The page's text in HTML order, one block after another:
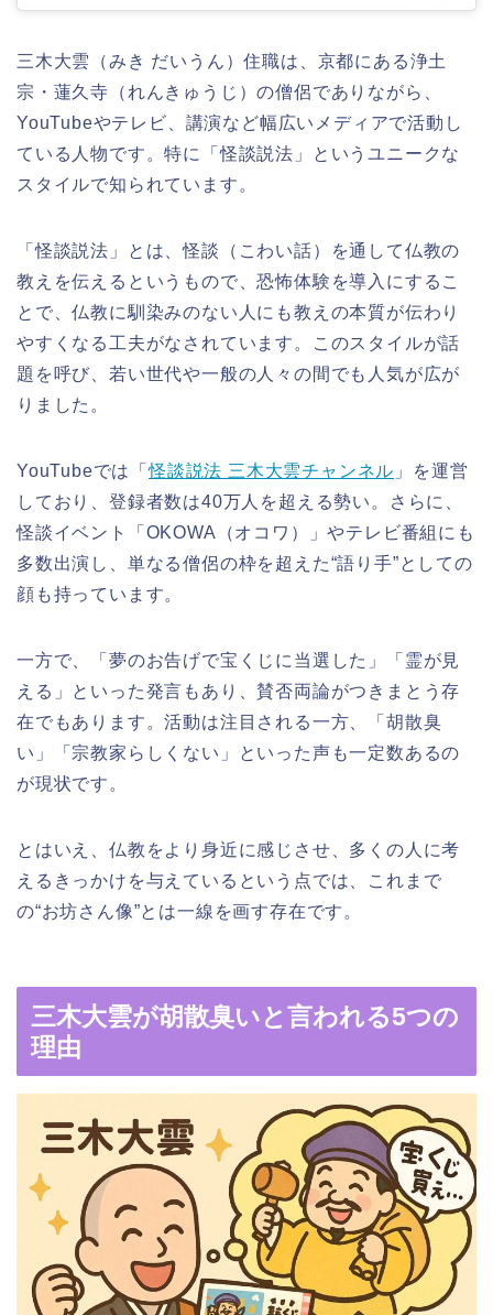
三木大雲（みき だいうん）住職は、京都にある浄土
宗・蓮久寺（れんきゅうじ）の僧侶でありながら、
YouTubeやテレビ、講演など幅広いメディアで活動し
ている人物です。特に「怪談説法」というユニークな
スタイルで知られています。
「怪談説法」とは、怪談（こわい話）を通して仏教の
教えを伝えるというもので、恐怖体験を導入にするこ
とで、仏教に馴染みのない人にも教えの本質が伝わり
やすくなる工夫がなされています。このスタイルが話
題を呼び、若い世代や一般の人々の間でも人気が広が
りました。
YouTubeでは「怪談説法 三木大雲チャンネル 」を運営
しており、登録者数は40万人を超える勢い。さらに、
怪談イベント「OKOWA（オコワ）」やテレビ番組にも
多数出演し、単なる僧侶の枠を超えた“語り手”としての
顔も持っています。
一方で、「夢のお告げで宝くじに当選した」「霊が見
える」といった発言もあり、賛否両論がつきまとう存
在でもあります。活動は注目される一方、「胡散臭
い」「宗教家らしくない」といった声も一定数あるの
が現状です。
とはいえ、仏教をより身近に感じさせ、多くの人に考
えるきっかけを与えているという点では、これまで
の“お坊さん像”とは一線を画す存在です。
三木大雲が胡散臭いと言われる5つの
理由